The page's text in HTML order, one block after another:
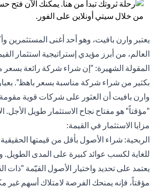
يعتبر وارن بافيت، وهو أحد أغنى المستثمرين
العالم، من أبرز مؤيدي إستراتيجية استثمار
المقولة الشهيرة: "إن شراء شركة رائعة
بكثير من شراء شركة مناسبة بسعر باهظ".
وارن بافيت أن العثور على شركات قوية
"مؤقتاً" هو مفتاح نجاح الاستثمار طويل الأجل.
مزايا الاستثمار في القيمة:
الربحية: شراء الأصول بأقل من قيمتها
للغاية لكسب عوائد كبيرة على المدى الطويل.
يعتمد على تحديد واختيار الأصول القيّمة "ذات
مؤقتاً، فإنه يمنحك الفرصة لامتلاك أسهم غير